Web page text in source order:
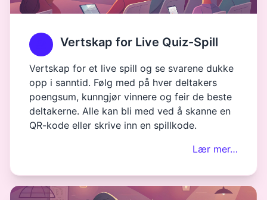
Vertskap for Live Quiz-Spill
Vertskap for et live spill og se svarene dukke
opp i sanntid. Følg med på hver deltakers
poengsum, kunngjør vinnere og feir de beste
deltakerne. Alle kan bli med ved å skanne en
QR-kode eller skrive inn en spillkode.
Lær mer…